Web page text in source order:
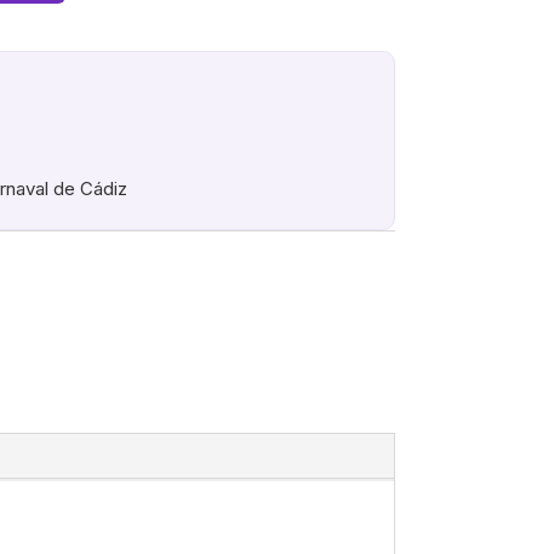
de Cádiz